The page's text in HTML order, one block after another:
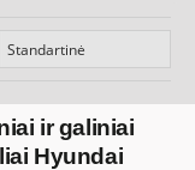
ir galiniai
Hyundai